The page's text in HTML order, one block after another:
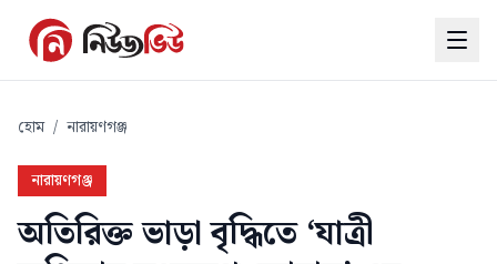
হোম / নারায়ণগঞ্জ
নারায়ণগঞ্জ
অতিরিক্ত ভাড়া বৃদ্ধিতে ‘যাত্রী